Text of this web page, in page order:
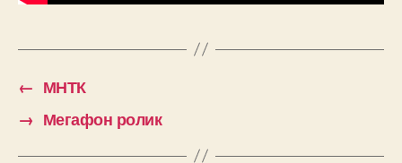
← МНТК
→ Мегафон ролик